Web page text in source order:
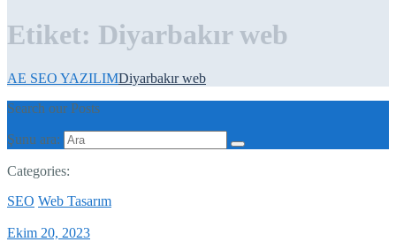
Etiket: Diyarbakır web
AE SEO YAZILIMDiyarbakır web
Search our Posts
Şunu ara:
Categories:
SEO Web Tasarım
Ekim 20, 2023